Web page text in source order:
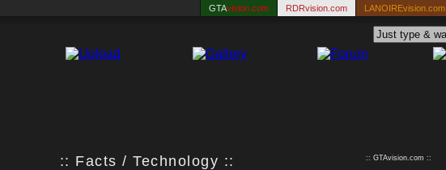
GTAvision.com RDRvision.com LANOIREvision.com
:: Facts / Technology :: :: GTAvision.com ::